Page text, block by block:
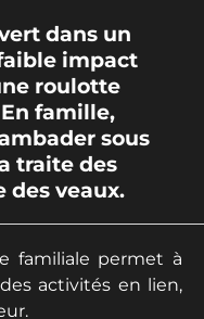
dans un
impact
roulotte
famille,
sous
traite des
des veaux.
familiale permet à
activités en lien,